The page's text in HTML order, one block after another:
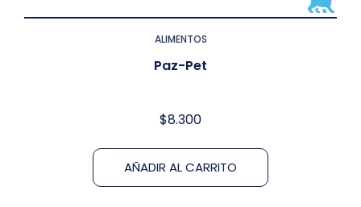
ALIMENTOS
Paz-Pet
$8.300
AÑADIR AL CARRITO